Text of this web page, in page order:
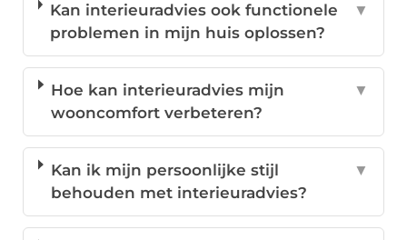
Kan interieuradvies ook functionele
problemen in mijn huis oplossen?
▼
Hoe kan interieuradvies mijn
wooncomfort verbeteren?
▼
Kan ik mijn persoonlijke stijl
behouden met interieuradvies?
▼